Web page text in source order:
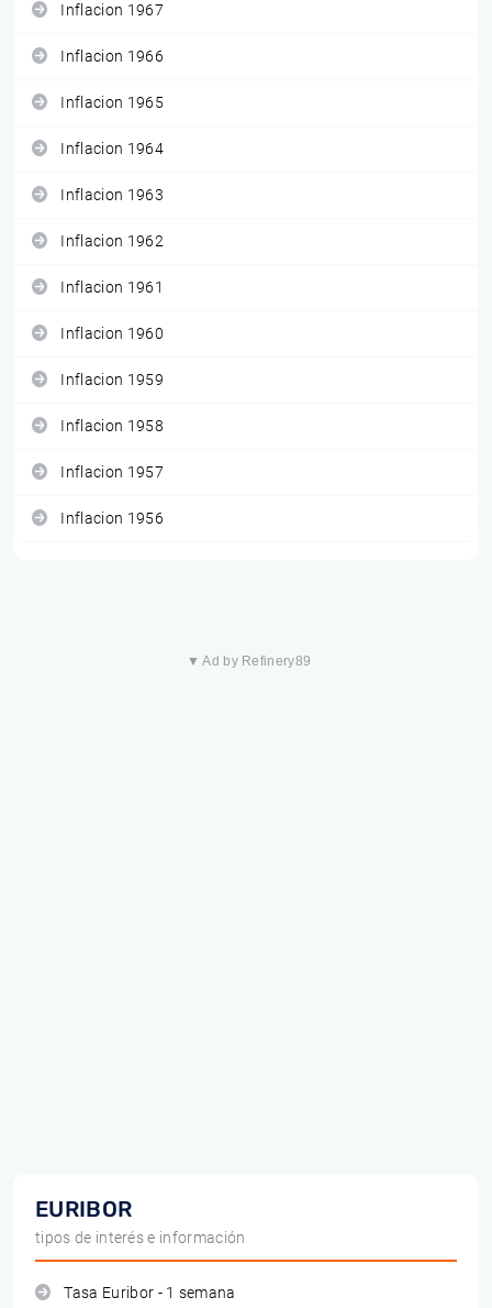
Inflacion 1967
Inflacion 1966
Inflacion 1965
Inflacion 1964
Inflacion 1963
Inflacion 1962
Inflacion 1961
Inflacion 1960
Inflacion 1959
Inflacion 1958
Inflacion 1957
Inflacion 1956
▼ Ad by Refinery89
EURIBOR
tipos de interés e información
Tasa Euribor - 1 semana